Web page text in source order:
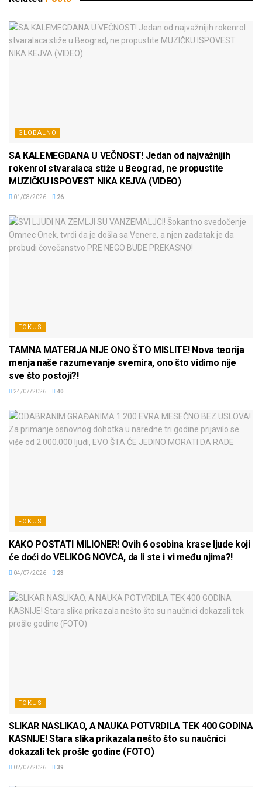
GLOBALNO
SA KALEMEGDANA U VEČNOST! Jedan od najvažnijih
rokenrol stvaralaca stiže u Beograd, ne propustite
MUZIČKU ISPOVEST NIKA KEJVA (VIDEO)
01/08/2026 26
FOKUS
TAMNA MATERIJA NIJE ONO ŠTO MISLITE! Nova teorija
menja naše razumevanje svemira, ono što vidimo nije
sve što postoji?!
24/07/2026 40
FOKUS
KAKO POSTATI MILIONER! Ovih 6 osobina krase ljude koji
će doći do VELIKOG NOVCA, da li ste i vi među njima?!
04/07/2026 23
FOKUS
SLIKAR NASLIKAO, A NAUKA POTVRDILA TEK 400 GODINA
KASNIJE! Stara slika prikazala nešto što su naučnici
dokazali tek prošle godine (FOTO)
02/07/2026 39